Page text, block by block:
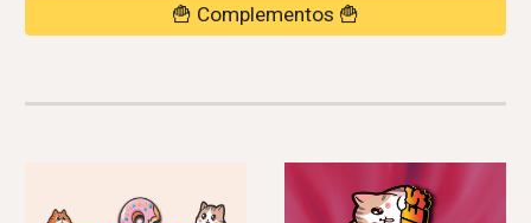
🍟 Complementos 🍟